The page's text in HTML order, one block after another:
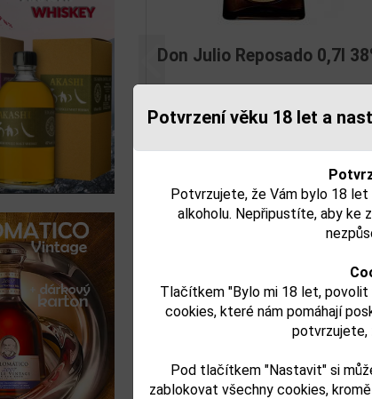
Potvrzení věku 18 let a
Potvrzujete, že Vám bylo 18
alkoholu. Nepřipustíte, aby ke
Tlačítkem "Bylo mi 18 let, povolit
cookies, které nám pomáhají
potvrzujete,
Pod tlačítkem "Nastavit" si
zablokovat všechny cookies,
Tequila 1800 Anejo 0,7l 38%
862,00 Kč
Detail
Tequila
Detail
Zboží je zařazeno v těchto
destilaty/tequila-a-destilaty-z-